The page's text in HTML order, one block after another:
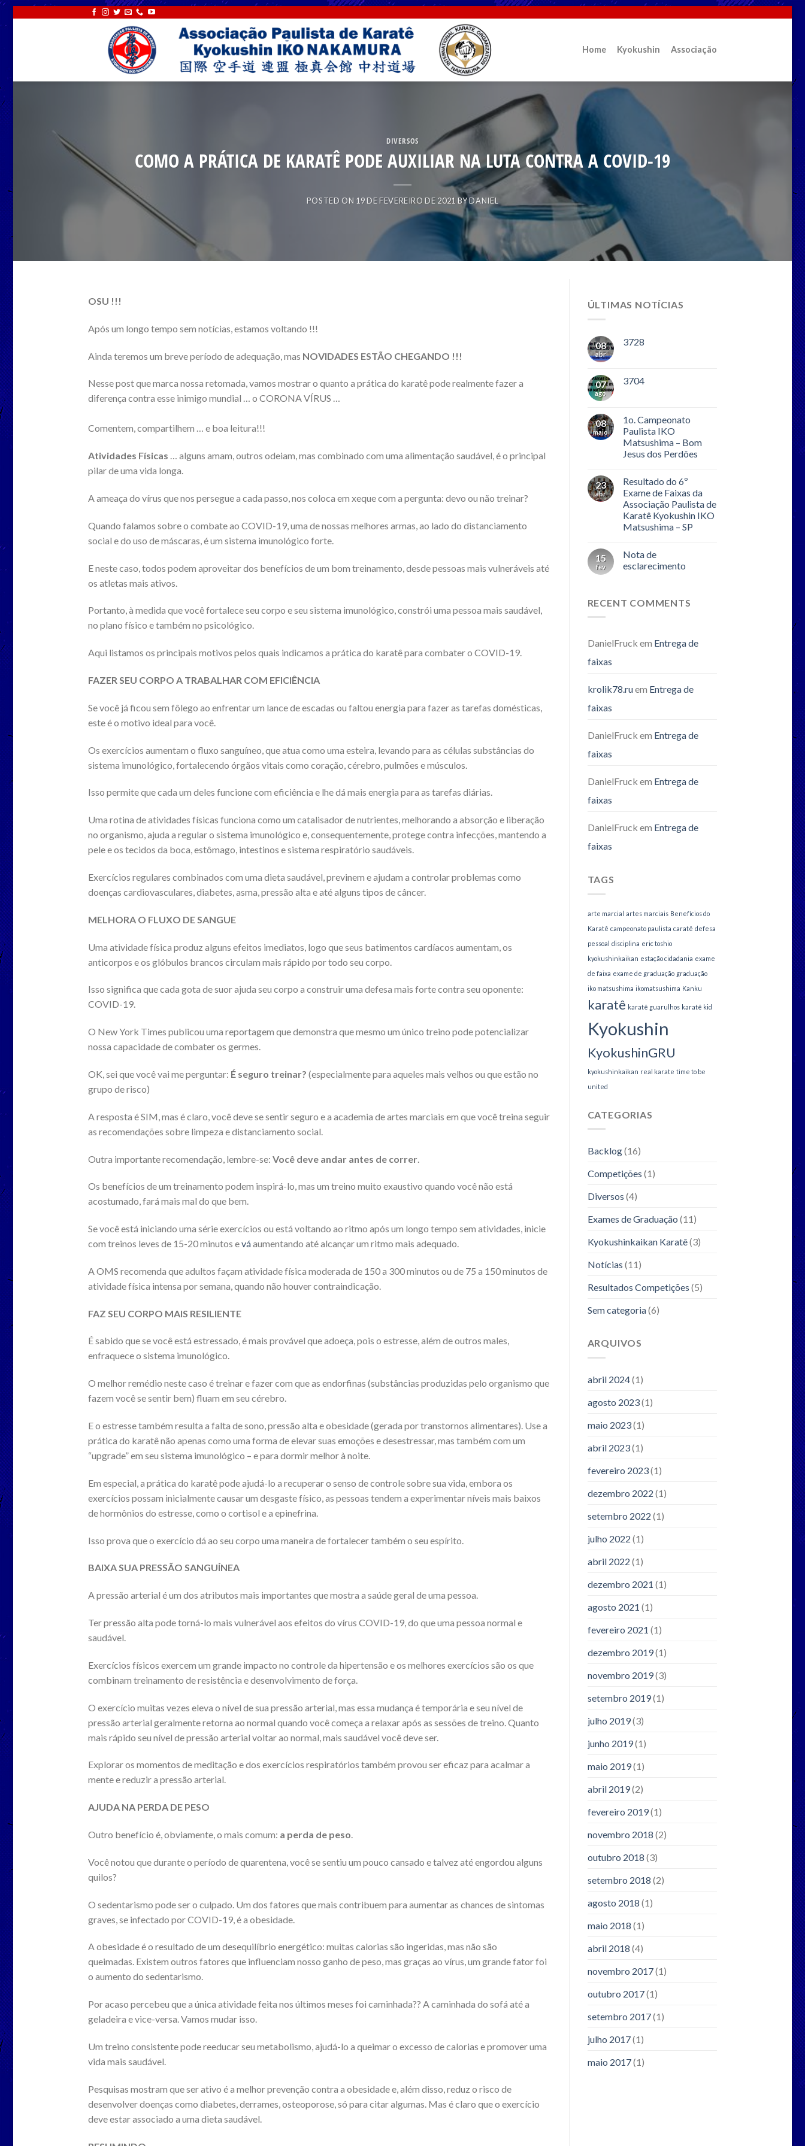
Home Kyokushin Associação
DIVERSOS
COMO A PRÁTICA DE KARATÊ PODE AUXILIAR NA LUTA CONTRA A COVID-19
POSTED ON 19 DE FEVEREIRO DE 2021 BYDANIEL
OSU !!!
Após um longo tempo sem notícias, estamos voltando !!!
Ainda teremos um breve período de adequação, mas NOVIDADES ESTÃO CHEGANDO !!!
Nesse post que marca nossa retomada, vamos mostrar o quanto a prática do karatê pode realmente fazer a
diferença contra esse inimigo mundial … o CORONA VÍRUS …
Comentem, compartilhem … e boa leitura!!!
Atividades Físicas … alguns amam, outros odeiam, mas combinado com uma alimentação saudável, é o principal
pilar de uma vida longa.
A ameaça do vírus que nos persegue a cada passo, nos coloca em xeque com a pergunta: devo ou não treinar?
Quando falamos sobre o combate ao COVID-19, uma de nossas melhores armas, ao lado do distanciamento
social e do uso de máscaras, é um sistema imunológico forte.
E neste caso, todos podem aproveitar dos benefícios de um bom treinamento, desde pessoas mais vulneráveis ​​até
os atletas mais ativos.
Portanto, à medida que você fortalece seu corpo e seu sistema imunológico, constrói uma pessoa mais saudável,
no plano físico e também no psicológico.
Aqui listamos os principais motivos pelos quais indicamos a prática do karatê para combater o COVID-19.
FAZER SEU CORPO A TRABALHAR COM EFICIÊNCIA
Se você já ficou sem fôlego ao enfrentar um lance de escadas ou faltou energia para fazer as tarefas domésticas,
este é o motivo ideal para você.
Os exercícios aumentam o fluxo sanguíneo, que atua como uma esteira, levando para as células substâncias do
sistema imunológico, fortalecendo órgãos vitais como coração, cérebro, pulmões e músculos.
Isso permite que cada um deles funcione com eficiência e lhe dá mais energia para as tarefas diárias.
Uma rotina de atividades físicas funciona como um catalisador de nutrientes, melhorando a absorção e liberação
no organismo, ajuda a regular o sistema imunológico e, consequentemente, protege contra infecções, mantendo a
pele e os tecidos da boca, estômago, intestinos e sistema respiratório saudáveis.
Exercícios regulares combinados com uma dieta saudável, previnem e ajudam a controlar problemas como
doenças cardiovasculares, diabetes, asma, pressão alta e até alguns tipos de câncer.
MELHORA O FLUXO DE SANGUE
Uma atividade física produz alguns efeitos imediatos, logo que seus batimentos cardíacos aumentam, os
anticorpos e os glóbulos brancos circulam mais rápido por todo seu corpo.
Isso significa que cada gota de suor ajuda seu corpo a construir uma defesa mais forte contra seu oponente:
COVID-19.
O New York Times publicou uma reportagem que demonstra que mesmo um único treino pode potencializar
nossa capacidade de combater os germes.
OK, sei que você vai me perguntar: É seguro treinar? (especialmente para aqueles mais velhos ou que estão no
grupo de risco)
A resposta é SIM, mas é claro, você deve se sentir seguro e a academia de artes marciais em que você treina seguir
as recomendações sobre limpeza e distanciamento social.
Outra importante recomendação, lembre-se: Você deve andar antes de correr
Os benefícios de um treinamento podem inspirá-lo, mas um treino muito exaustivo quando você não está
acostumado, fará mais mal do que bem.
Se você está iniciando uma série exercícios ou está voltando ao ritmo após um longo tempo sem atividades, inicie
com treinos leves de 15-20 minutos eváaumentando até alcançar um ritmo mais adequado.
A OMS recomenda que adultos façam atividade física moderada de 150 a 300 minutos ou de 75 a 150 minutos de
atividade física intensa por semana, quando não houver contraindicação.
FAZ SEU CORPO MAIS RESILIENTE
É sabido que se você está estressado, é mais provável que adoeça, pois o estresse, além de outros males,
enfraquece o sistema imunológico.
O melhor remédio neste caso é treinar e fazer com que as endorfinas (substâncias produzidas pelo organismo que
fazem você se sentir bem) fluam em seu cérebro.
E o estresse também resulta a falta de sono, pressão alta e obesidade (gerada por transtornos alimentares). Use a
prática do karatê não apenas como uma forma de elevar suas emoções e desestressar, mas também com um
“upgrade” em seu sistema imunológico – e para dormir melhor à noite.
Em especial, a prática do karatê pode ajudá-lo a recuperar o senso de controle sobre sua vida, embora os
exercícios possam inicialmente causar um desgaste físico, as pessoas tendem a experimentar níveis mais baixos
de hormônios do estresse, como o cortisol e a epinefrina.
Isso prova que o exercício dá ao seu corpo uma maneira de fortalecer também o seu espírito.
BAIXA SUA PRESSÃO SANGUÍNEA
A pressão arterial é um dos atributos mais importantes que mostra a saúde geral de uma pessoa.
Ter pressão alta pode torná-lo mais vulnerável aos efeitos do vírus COVID-19, do que uma pessoa normal e
saudável.
Exercícios físicos exercem um grande impacto no controle da hipertensão e os melhores exercícios são os que
combinam treinamento de resistência e desenvolvimento de força.
O exercício muitas vezes eleva o nível de sua pressão arterial, mas essa mudança é temporária e seu nível de
pressão arterial geralmente retorna ao normal quando você começa a relaxar após as sessões de treino. Quanto
mais rápido seu nível de pressão arterial voltar ao normal, mais saudável você deve ser.
Explorar os momentos de meditação e dos exercícios respiratórios também provou ser eficaz para acalmar a
mente e reduzir a pressão arterial.
AJUDA NA PERDA DE PESO
Outro benefício é, obviamente, o mais comum: a perda de peso.
Você notou que durante o período de quarentena, você se sentiu um pouco cansado e talvez até engordou alguns
quilos?
O sedentarismo pode ser o culpado. Um dos fatores que mais contribuem para aumentar as chances de sintomas
graves, se infectado por COVID-19, é a obesidade.
A obesidade é o resultado de um desequilíbrio energético: muitas calorias são ingeridas, mas não são
queimadas. Existem outros fatores que influenciam nosso ganho de peso, mas graças ao vírus, um grande fator foi
o aumento do sedentarismo.
Por acaso percebeu que a única atividade feita nos últimos meses foi caminhada?? A caminhada do sofá até a
geladeira e vice-versa. Vamos mudar isso.
Um treino consistente pode reeducar seu metabolismo, ajudá-lo a queimar o excesso de calorias e promover uma
vida mais saudável.
Pesquisas mostram que ser ativo é a melhor prevenção contra a obesidade e, além disso, reduz o risco de
desenvolver doenças como diabetes, derrames, osteoporose, só para citar algumas. Mas é claro que o exercício
deve estar associado a uma dieta saudável.
ÚLTIMAS NOTÍCIAS
08
abr
3728
07
ago
3704
08
maio
1o. Campeonato
Paulista IKO
Matsushima – Bom
Jesus dos Perdões
23
abr
Resultado do 6º
Exame de Faixas da
Associação Paulista de
Karatê Kyokushin IKO
Matsushima – SP
15
fev
Nota de
esclarecimento
RECENT COMMENTS
DanielFruck em Entrega de
faixas
krolik78.ruem Entrega de
faixas
DanielFruck em Entrega de
faixas
DanielFruck em Entrega de
faixas
DanielFruck em Entrega de
faixas
TAGS
arte marcial artes marciais Benefícios do
Karatê campeonato paulista caratê defesa
pessoal disciplina eric toshio
kyokushinkaikan estação cidadania exame
de faixa exame de graduação graduação
iko matsushima ikomatsushima Kanku
karatê karatê guarulhos karatê kid
Kyokushin
KyokushinGRU
kyokushinkaikan real karate time to be
united
CATEGORIAS
Backlog(16)
Competições (1)
Diversos (4)
Exames de Graduação (11)
Kyokushinkaikan Karatê(3)
Notícias (11)
Resultados Competições (5)
Sem categoria(6)
ARQUIVOS
abril 2024(1)
agosto 2023(1)
maio 2023(1)
abril 2023(1)
fevereiro 2023(1)
dezembro 2022 (1)
setembro 2022 (1)
julho 2022 (1)
abril 2022 (1)
dezembro 2021 (1)
agosto 2021 (1)
fevereiro 2021 (1)
dezembro 2019(1)
novembro 2019(3)
setembro 2019(1)
julho 2019(3)
junho 2019(1)
maio 2019(1)
abril 2019(2)
fevereiro 2019(1)
novembro 2018 (2)
outubro 2018 (3)
setembro 2018 (2)
agosto 2018 (1)
maio 2018 (1)
abril 2018 (4)
novembro 2017(1)
outubro 2017(1)
setembro 2017(1)
julho 2017(1)
maio 2017(1)